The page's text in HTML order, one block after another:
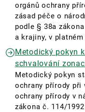
orgánů ochrany
zásad péče o
podle § 38a
a krajiny, v platném
Metodický pokyn
schvalování
Metodický pokyn
ochrany přírody při
ochrany přírody v
zákona č. 114/